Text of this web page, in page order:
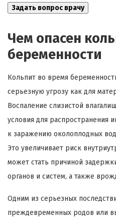
Чем опасен
беременности
Кольпит во время
серьезную угрозу как для
Воспаление слизистой
условия для распространения
к заражению околоплодных
Это увеличивает риск
может стать причиной
органов и систем, а также
Одним из серьезных
преждевременных родов или